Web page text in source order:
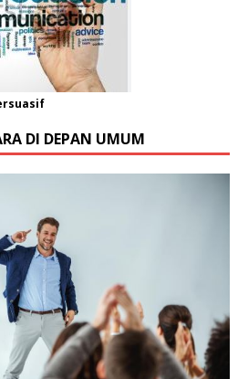
DI DEPAN UMUM